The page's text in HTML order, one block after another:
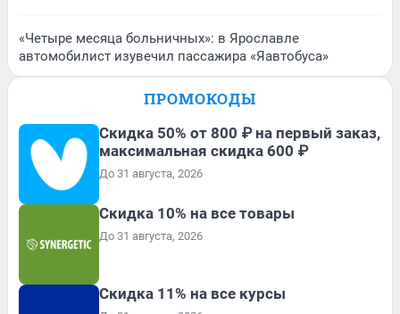
«Четыре месяца больничных»: в Ярославле
автомобилист изувечил пассажира «Яавтобуса»
ПРОМОКОДЫ
Скидка 50% от 800 ₽ на первый заказ,
максимальная скидка 600 ₽
До 31 августа, 2026
Скидка 10% на все товары
До 31 августа, 2026
Скидка 11% на все курсы